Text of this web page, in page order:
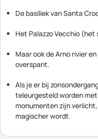
De basiliek van Santa
Het Palazzo Vecchio (het
Maar ook de Arno rivier
overspant.
Als je er bij
teleurgesteld worden
monumenten zijn
magischer wordt.